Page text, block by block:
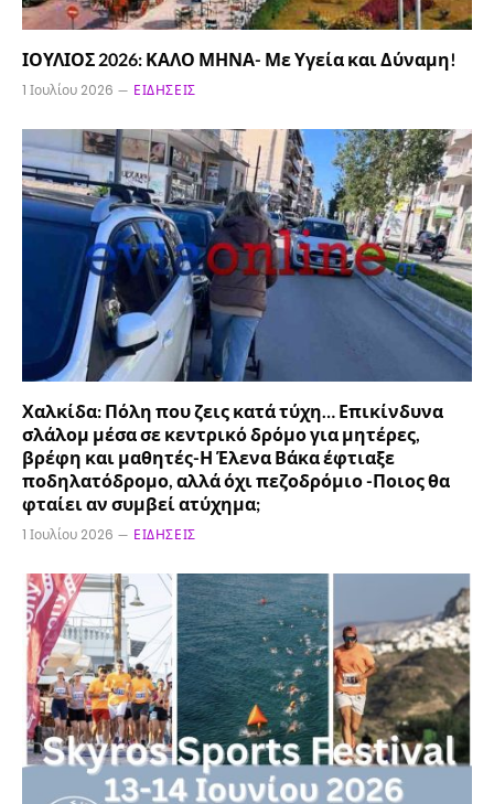
ΙΟΥΛΙΟΣ 2026: ΚΑΛΟ ΜΗΝΑ- Με Υγεία και Δύναμη!
1 Ιουλίου 2026 ΕΙΔΉΣΕΙΣ
Χαλκίδα: Πόλη που ζεις κατά τύχη… Επικίνδυνα
σλάλομ μέσα σε κεντρικό δρόμο για μητέρες,
βρέφη και μαθητές-Η Έλενα Βάκα έφτιαξε
ποδηλατόδρομο, αλλά όχι πεζοδρόμιο -Ποιος θα
φταίει αν συμβεί ατύχημα;
1 Ιουλίου 2026 ΕΙΔΉΣΕΙΣ